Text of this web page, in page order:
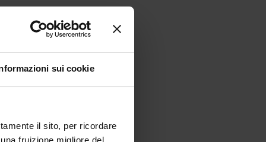
sui cookie
il sito, per ricordare
fruizione migliore del